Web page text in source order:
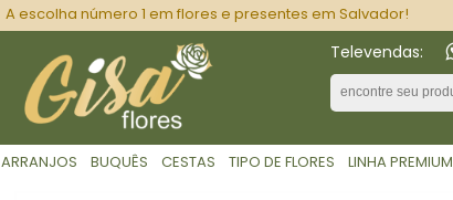
A escolha número 1 em flores e presentes em Salvador!
Televendas:
ARRANJOS BUQUÊS CESTAS TIPO DE FLORES LINHA PREMIUM